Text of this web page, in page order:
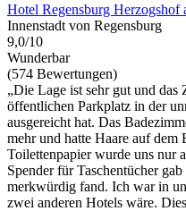
Hotel Regensburg Herzogshof
Innenstadt von Regensburg
9,0/10
Wunderbar
(574 Bewertungen)
„Die Lage ist sehr gut und
öffentlichen Parkplatz in der
ausgereicht hat. Das
mehr und hatte Haare auf dem
Toilettenpapier wurde uns nur
Spender für Taschentücher
merkwürdig fand. Ich war in
zwei anderen Hotels wäre.